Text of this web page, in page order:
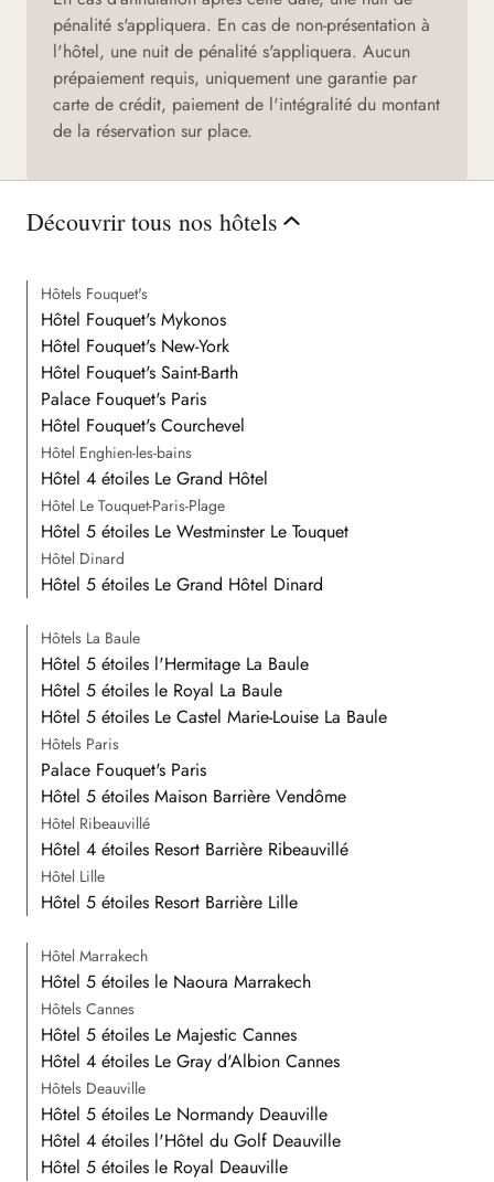
pénalité s'appliquera. En cas de non-présentation à
l'hôtel, une nuit de pénalité s'appliquera. Aucun
prépaiement requis, uniquement une garantie par
carte de crédit, paiement de l'intégralité du montant
de la réservation sur place.
Découvrir tous nos hôtels
Hôtels Fouquet's
Hôtel Fouquet's Mykonos
Hôtel Fouquet's New-York
Hôtel Fouquet's Saint-Barth
Palace Fouquet's Paris
Hôtel Fouquet's Courchevel
Hôtel Enghien-les-bains
Hôtel 4 étoiles Le Grand Hôtel
Hôtel Le Touquet-Paris-Plage
Hôtel 5 étoiles Le Westminster Le Touquet
Hôtel Dinard
Hôtel 5 étoiles Le Grand Hôtel Dinard
Hôtels La Baule
Hôtel 5 étoiles l'Hermitage La Baule
Hôtel 5 étoiles le Royal La Baule
Hôtel 5 étoiles Le Castel Marie-Louise La Baule
Hôtels Paris
Palace Fouquet's Paris
Hôtel 5 étoiles Maison Barrière Vendôme
Hôtel Ribeauvillé
Hôtel 4 étoiles Resort Barrière Ribeauvillé
Hôtel Lille
Hôtel 5 étoiles Resort Barrière Lille
Hôtel Marrakech
Hôtel 5 étoiles le Naoura Marrakech
Hôtels Cannes
Hôtel 5 étoiles Le Majestic Cannes
Hôtel 4 étoiles Le Gray d'Albion Cannes
Hôtels Deauville
Hôtel 5 étoiles Le Normandy Deauville
Hôtel 4 étoiles l'Hôtel du Golf Deauville
Hôtel 5 étoiles le Royal Deauville